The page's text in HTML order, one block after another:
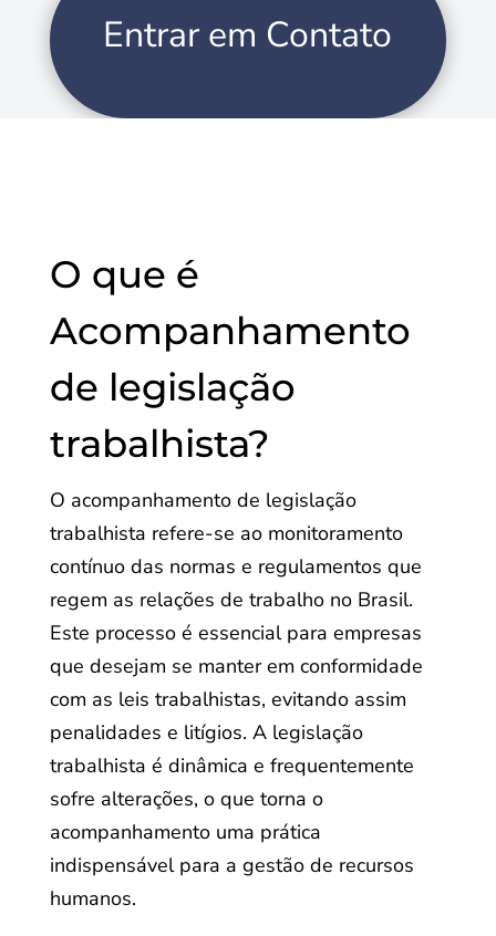
Entrar em Contato
O que é
Acompanhamento
de legislação
trabalhista?
O acompanhamento de legislação
trabalhista refere-se ao monitoramento
contínuo das normas e regulamentos que
regem as relações de trabalho no Brasil.
Este processo é essencial para empresas
que desejam se manter em conformidade
com as leis trabalhistas, evitando assim
penalidades e litígios. A legislação
trabalhista é dinâmica e frequentemente
sofre alterações, o que torna o
acompanhamento uma prática
indispensável para a gestão de recursos
humanos.